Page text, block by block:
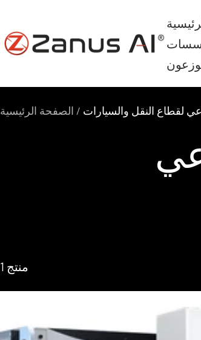
إلى
المحتوى
Zanus
AI
الصفحة الرئيسية لقطاع النقل والسيارات
1 منتج